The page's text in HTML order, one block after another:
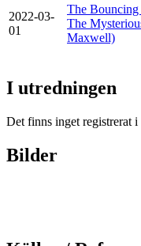
2022-03-
01
The Bouncing
The
Maxwell)
I utredningen
Det finns inget registrerat
Bilder